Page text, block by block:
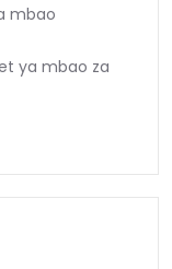
mbao
ya mbao za